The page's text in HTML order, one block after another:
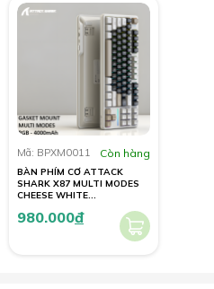
Mã: BPXM0011 Còn hàng
BÀN PHÍM CƠ ATTACK
SHARK X87 MULTI MODES
CHEESE WHITE
980.000đ